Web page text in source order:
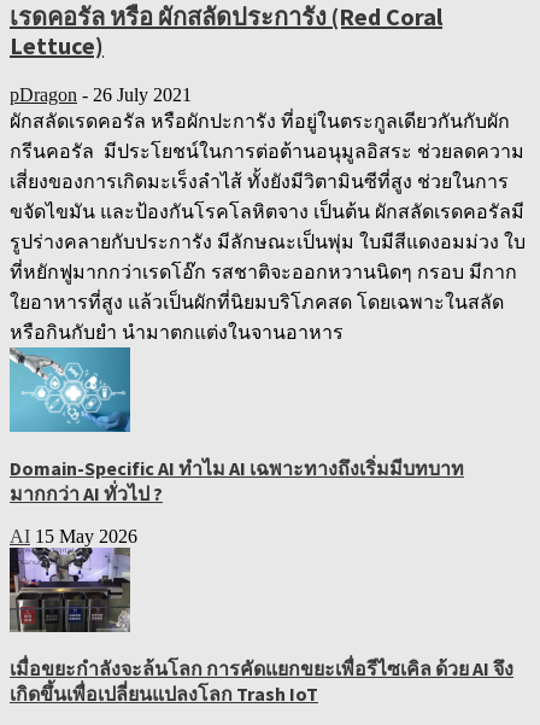
เรดคอรัล หรือ ผักสลัดประการัง (Red Coral
Lettuce)
pDragon - 26 July 2021
ผักสลัดเรดคอรัล หรือผักปะการัง ที่อยู่ในตระกูลเดียวกันกับผัก
กรีนคอรัล มีประโยชน์ในการต่อต้านอนุมูลอิสระ ช่วยลดความ
เสี่ยงของการเกิดมะเร็งลำไส้ ทั้งยังมีวิตามินซีที่สูง ช่วยในการ
ขจัดไขมัน และป้องกันโรคโลหิตจาง เป็นต้น ผักสลัดเรดคอรัลมี
รูปร่างคลายกับประการัง มีลักษณะเป็นพุ่ม ใบมีสีแดงอมม่วง ใบ
ที่หยักฟูมากกว่าเรดโอ๊ก รสชาติจะออกหวานนิดๆ กรอบ มีกาก
ใยอาหารที่สูง แล้วเป็นผักที่นิยมบริโภคสด โดยเฉพาะในสลัด
หรือกินกับยำ นำมาตกแต่งในจานอาหาร
Domain-Specific AI ทำไม AI เฉพาะทางถึงเริ่มมีบทบาท
มากกว่า AI ทั่วไป ?
AI 15 May 2026
เมื่อขยะกำลังจะล้นโลก การคัดแยกขยะเพื่อรีไซเคิล ด้วย AI จึง
เกิดขึ้นเพื่อเปลี่ยนแปลงโลก Trash IoT